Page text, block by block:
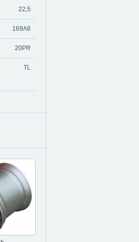
22,5
169A8
20PR
TL